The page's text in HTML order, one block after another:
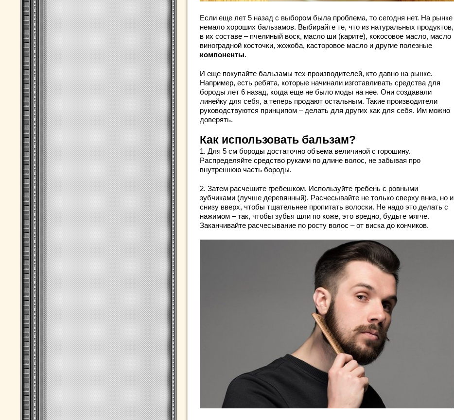
Если еще лет 5 назад с выбором была проблема, то сегодня нет. На рынке
немало хороших бальзамов. Выбирайте те, что из натуральных продуктов,
в их составе – пчелиный воск, масло ши (карите), кокосовое масло, масло
виноградной косточки, жожоба, касторовое масло и другие полезные
компоненты.
И еще покупайте бальзамы тех производителей, кто давно на рынке.
Например, есть ребята, которые начинали изготавливать средства для
бороды лет 6 назад, когда еще не было моды на нее. Они создавали
линейку для себя, а теперь продают остальным. Такие производители
руководствуются принципом – делать для других как для себя. Им можно
доверять.
Как использовать бальзам?
1. Для 5 см бороды достаточно объема величиной с горошину.
Распределяйте средство руками по длине волос, не забывая про
внутреннюю часть бороды.
2. Затем расчешите гребешком. Используйте гребень с ровными
зубчиками (лучше деревянный). Расчесывайте не только сверху вниз, но и
снизу вверх, чтобы тщательнее пропитать волоски. Не надо это делать с
нажимом – так, чтобы зубья шли по коже, это вредно, будьте мягче.
Заканчивайте расчесывание по росту волос – от виска до кончиков.